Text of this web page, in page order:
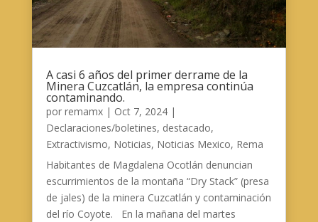
A casi 6 años del primer derrame de la
Minera Cuzcatlán, la empresa continúa
contaminando.
por remamx| Oct 7, 2024|
Declaraciones/boletines, destacado,
Extractivismo, Noticias, Noticias Mexico, Rema
Habitantes de Magdalena Ocotlán denuncian
escurrimientos de la montaña “Dry Stack” (presa
de jales) de la minera Cuzcatlán y contaminación
del río Coyote. En la mañana del martes